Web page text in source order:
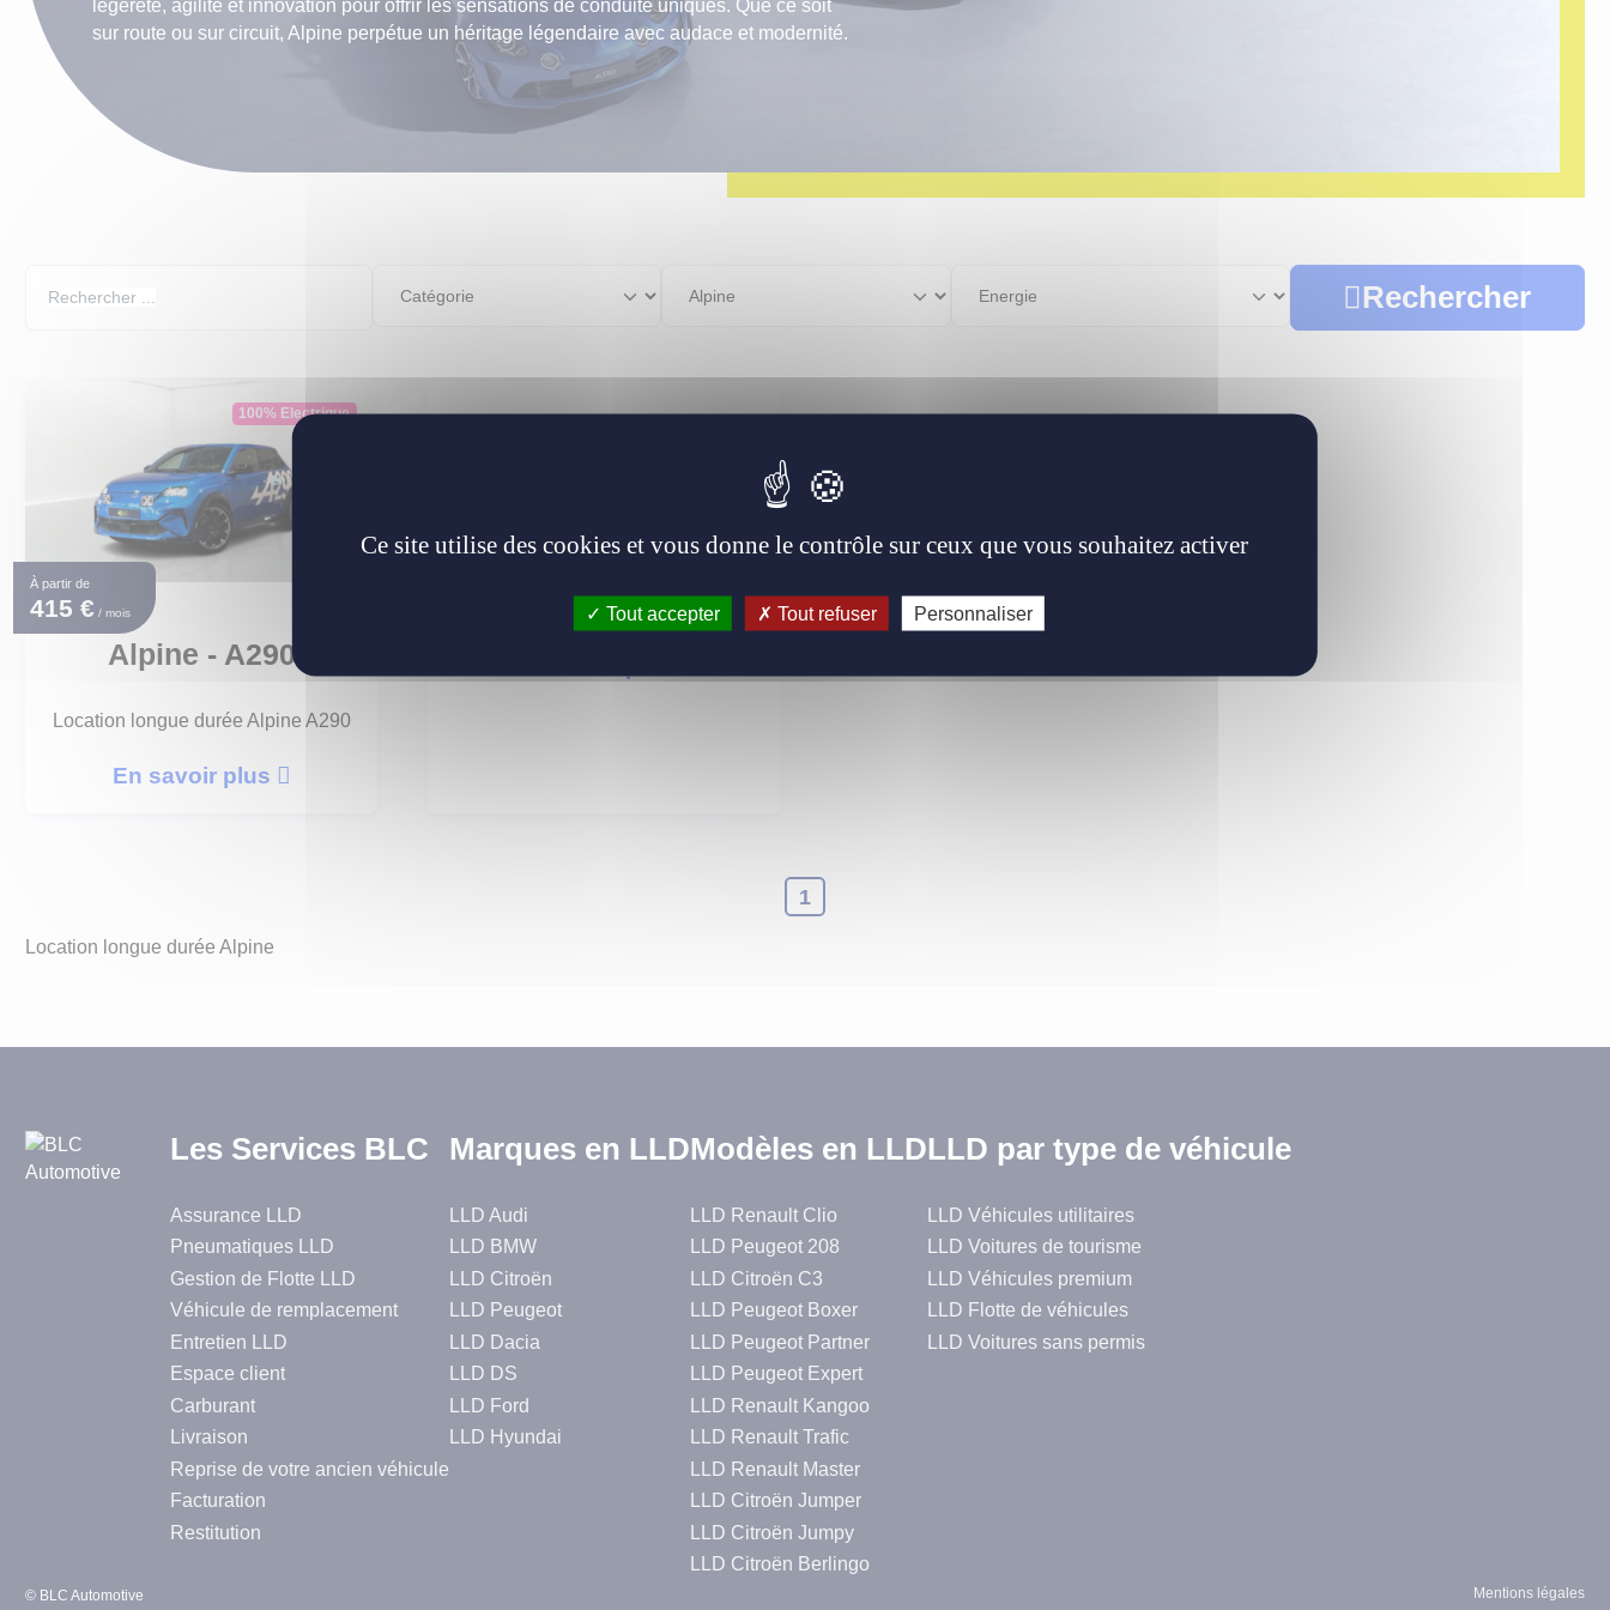
LLD Peugeot Boxer
LLD Citroën C3
LLD Peugeot 208
LLD Renault Clio
légèreté, agilité et innovation pour offrir les sensations de conduite uniques. Que ce soit
sur route ou sur circuit, Alpine perpétue un héritage légendaire avec audace et modernité.
Rechercher
100% Electrique
À partir de
415 € / mois
Alpine - A290
Location longue durée Alpine A290
En savoir plus
Autre type de
véhicules
1
Location longue durée Alpine
Les Services BLC
Assurance LLD
Pneumatiques LLD
Gestion de Flotte LLD
Véhicule de remplacement
Entretien LLD
Espace client
Carburant
Livraison
Reprise de votre ancien véhicule
Facturation
Restitution
Marques en LLD
LLD Audi
LLD BMW
LLD Citroën
LLD Peugeot
LLD Dacia
LLD DS
LLD Ford
LLD Hyundai
Modèles en LLD
LLD Renault Clio
LLD Peugeot 208
LLD Citroën C3
LLD Peugeot Boxer
LLD Peugeot Partner
LLD Peugeot Expert
LLD Renault Kangoo
LLD Renault Trafic
LLD Renault Master
LLD Citroën Jumper
LLD Citroën Jumpy
LLD Citroën Berlingo
LLD par type de véhicule
LLD Véhicules utilitaires
LLD Voitures de tourisme
LLD Véhicules premium
LLD Flotte de véhicules
LLD Voitures sans permis
© BLC Automotive Mentions légales
Ce site utilise des cookies et vous donne le contrôle sur ceux que vous souhaitez activer
Tout accepter Tout refuser Personnaliser